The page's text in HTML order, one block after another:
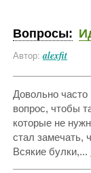
Вопросы:
Автор: alexfit
Довольно часто
вопрос, чтобы
которые не
стал замечать,
Всякие булки,...